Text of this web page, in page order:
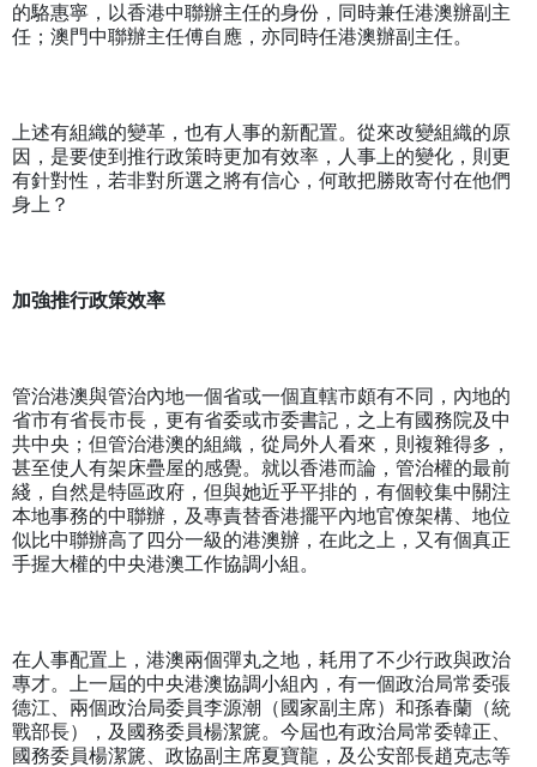
的駱惠寧，以香港中聯辦主任的身份，同時兼任港澳辦副主
任；澳門中聯辦主任傅自應，亦同時任港澳辦副主任。
上述有組織的變革，也有人事的新配置。從來改變組織的原
因，是要使到推行政策時更加有效率，人事上的變化，則更
有針對性，若非對所選之將有信心，何敢把勝敗寄付在他們
身上？
加強推行政策效率
管治港澳與管治內地一個省或一個直轄市頗有不同，內地的
省市有省長市長，更有省委或市委書記，之上有國務院及中
共中央；但管治港澳的組織，從局外人看來，則複雜得多，
甚至使人有架床疊屋的感覺。就以香港而論，管治權的最前
綫，自然是特區政府，但與她近乎平排的，有個較集中關注
本地事務的中聯辦，及專責替香港擺平內地官僚架構、地位
似比中聯辦高了四分一級的港澳辦，在此之上，又有個真正
手握大權的中央港澳工作協調小組。
在人事配置上，港澳兩個彈丸之地，耗用了不少行政與政治
專才。上一屆的中央港澳協調小組內，有一個政治局常委張
德江、兩個政治局委員李源潮（國家副主席）和孫春蘭（統
戰部長），及國務委員楊潔篪。今屆也有政治局常委韓正、
國務委員楊潔篪、政協副主席夏寶龍，及公安部長趙克志等